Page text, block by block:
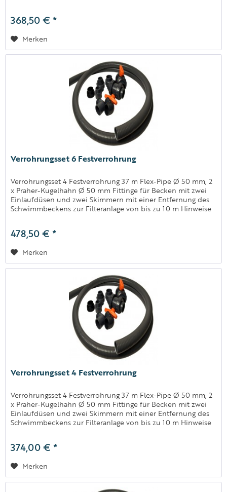
368,50 € *
Merken
Verrohrungsset 6 Festverrohrung
Verrohrungsset 4 Festverrohrung 37 m Flex-Pipe Ø 50 mm, 2
x Praher-Kugelhahn Ø 50 mm Fittinge für Becken mit zwei
Einlaufdüsen und zwei Skimmern mit einer Entfernung des
Schwimmbeckens zur Filteranlage von bis zu 10 m Hinweise
478,50 € *
Merken
Verrohrungsset 4 Festverrohrung
Verrohrungsset 4 Festverrohrung 37 m Flex-Pipe Ø 50 mm, 2
x Praher-Kugelhahn Ø 50 mm Fittinge für Becken mit zwei
Einlaufdüsen und zwei Skimmern mit einer Entfernung des
Schwimmbeckens zur Filteranlage von bis zu 10 m Hinweise
374,00 € *
Merken